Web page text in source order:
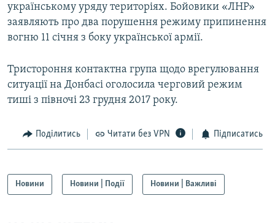
українському уряду територіях. Бойовики «ЛНР»
заявляють про два порушення режиму припинення
вогню 11 січня з боку української армії.
Тристороння контактна група щодо врегулювання
ситуації на Донбасі оголосила черговий режим
тиші з півночі 23 грудня 2017 року.
Поділитись Читати без VPN Підписатись
Новини Новини | Події Новини | Важливі